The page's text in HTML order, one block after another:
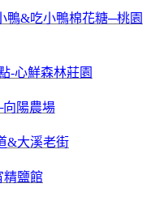
鴨&吃小鴨棉花糖─桃園
-心鮮森林莊園
向陽農場
&大溪老街
精鹽館